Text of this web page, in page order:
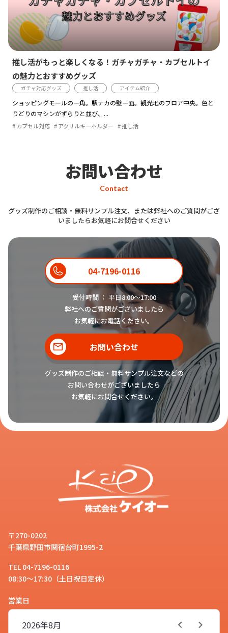
推し活がもっと楽しくなる！ガチャガチャ・カプセルトイ
の魅力とおすすめグッズ
ガチャ対応グッズ 推し活 アイテム紹介
ショッピングモールの一角。駅ナカの壁一面。観光地のフロア中央。色と
りどりのマシンがずらりと並び、...
カプセル対応 アクリルキーホルダー 推し活
お問い合わせ
Contact
グッズ制作のご相談・無料サンプル注文、または弊社へのご質問がござ
いましたらお気軽にお問合せください
04-7196-0116
受付時間 ： 平日8:00〜17:00
弊社へのご質問がございましたら
お気軽にお電話ください。
お問い合わせ
グッズ制作のご相談・無料サンプル注文などの
お問い合わせがございましたら
お気軽にお問合せください。
〒270-0202
千葉県野田市関宿台町1995-2
TEL 04-7196-0116
08:30～17:30（土日祝日定休）
営業日
8月
2026年